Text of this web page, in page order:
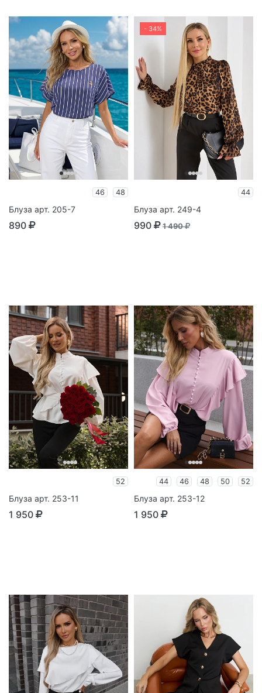
46 48
Блуза арт. 205-7
890
- 34%
44
Блуза арт. 249-4
990 1 490
52
Блуза арт. 253-11
1 950
44 46 48 50 52
Блуза арт. 253-12
1 950